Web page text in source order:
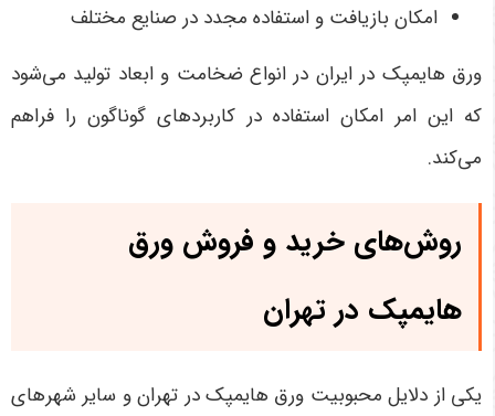
امکان بازیافت و استفاده مجدد در صنایع مختلف
ورق هایمپک در ایران در انواع ضخامت و ابعاد تولید می‌شود
که این امر امکان استفاده در کاربردهای گوناگون را فراهم
می‌کند.
روش‌های خرید و فروش ورق
هایمپک در تهران
یکی از دلایل محبوبیت ورق هایمپک در تهران و سایر شهرهای